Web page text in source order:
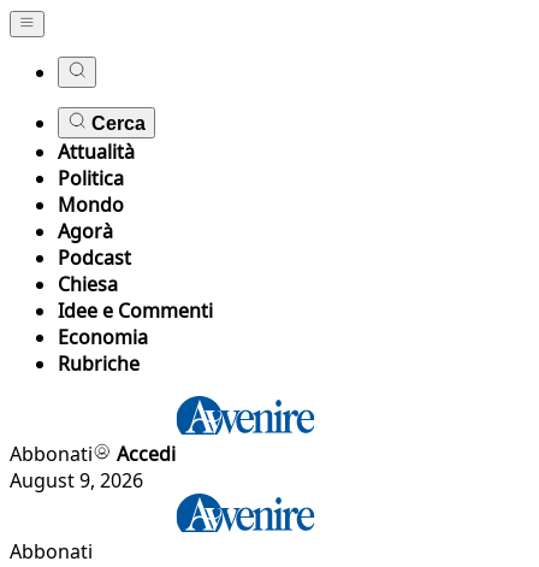
Cerca
Attualità
Politica
Mondo
Agorà
Podcast
Chiesa
Idee e Commenti
Economia
Rubriche
Abbonati
Accedi
August 9, 2026
Abbonati